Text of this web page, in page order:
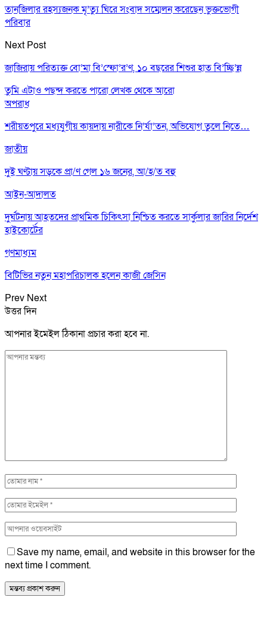
তানজিলার রহস্যজনক মৃ’ত্যু ঘিরে সংবাদ সম্মেলন করেছেন ভুক্তভোগী
পরিবার
Next Post
জাজিরায় পরিত্যক্ত বো’মা বি’স্ফো’র’ণ, ১০ বছরের শিশুর হাত বি’চ্ছি’ন্ন
তুমি এটাও পছন্দ করতে পারোলেখক থেকে আরো
অপরাধ
শরীয়তপুরে মধ্যযুগীয় কায়দায় নারীকে নি’র্যা’তন, অভিযোগ তুলে নিতে…
জাতীয়
দুই ঘণ্টায় সড়কে প্রা/ণ গেল ১৬ জনের, আ/হ/ত বহু
আইন-আদালত
দুর্ঘটনায় আহতদের প্রাথমিক চিকিৎসা নিশ্চিত করতে সার্কুলার জারির নির্দেশ
হাইকোর্টের
গণমাধ্যম
বিটিভির নতুন মহাপরিচালক হলেন কাজী জেসিন
Prev Next
উত্তর দিন
আপনার ইমেইল ঠিকানা প্রচার করা হবে না.
Save my name, email, and website in this browser for the
next time I comment.